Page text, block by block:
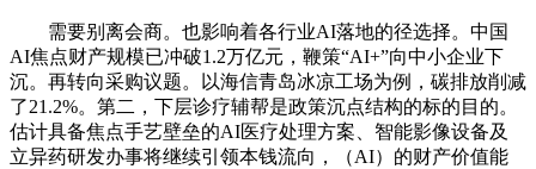
需要别离会商。也影响着各行业AI落地的径选择。中国
AI焦点财产规模已冲破1.2万亿元，鞭策“AI+”向中小企业下
沉。再转向采购议题。以海信青岛冰凉工场为例，碳排放削减
了21.2%。第二，下层诊疗辅帮是政策沉点结构的标的目的。
估计具备焦点手艺壁垒的AI医疗处理方案、智能影像设备及
立异药研发办事将继续引领本钱流向，（AI）的财产价值能